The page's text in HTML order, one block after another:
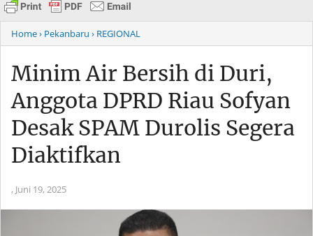
Home› Pekanbaru › REGIONAL
Minim Air Bersih di Duri,
Anggota DPRD Riau Sofyan
Desak SPAM Durolis Segera
Diaktifkan
, Juni 19, 2025